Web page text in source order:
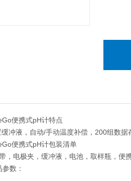
便携式pH计特点
冲液，自动/手动温度补偿，200组数据
便携式pH计包装清单
，电极夹，缓冲液，电池，取样瓶，
数：